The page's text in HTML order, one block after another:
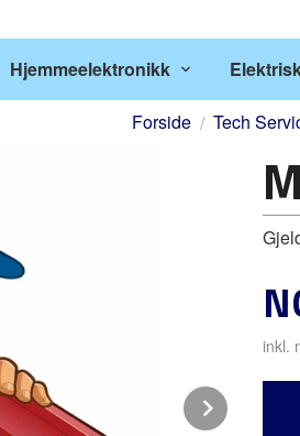
Hjemmeelektronikk
Forside Tech
inkl.